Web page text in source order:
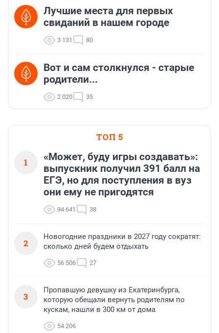
Лучшие места для первых
свиданий в нашем городе
3 131 80
Вот и сам столкнулся - старые
родители...
2 020 35
ТОП 5
1
«Может, буду игры создавать»:
выпускник получил 391 балл на
ЕГЭ, но для поступления в вуз
они ему не пригодятся
94 641 38
2
Новогодние праздники в 2027 году сократят:
сколько дней будем отдыхать
56 506 27
3
Пропавшую девушку из Екатеринбурга,
которую обещали вернуть родителям по
кускам, нашли в 300 км от дома
54 206